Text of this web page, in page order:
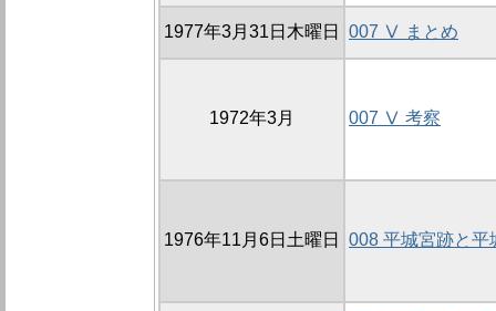
1977年3月31日木曜日 007 Ⅴ まとめ
1972年3月 007 Ⅴ 考察
1976年11月6日土曜日 008 平城宮跡と平